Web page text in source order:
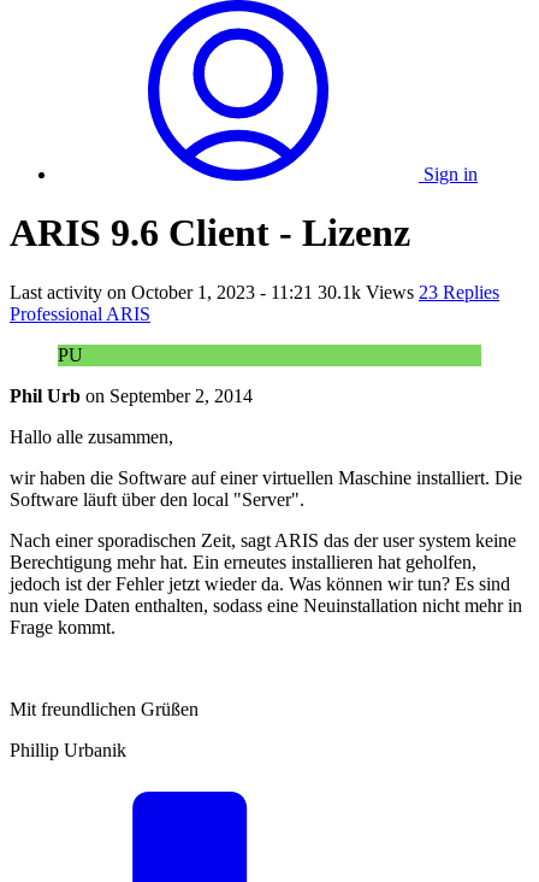
Sign in
ARIS 9.6 Client - Lizenz
Last activity on October 1, 2023 - 11:21 30.1k Views 23 Replies
Professional ARIS
PU
Phil Urb on September 2, 2014
Hallo alle zusammen,
wir haben die Software auf einer virtuellen Maschine installiert. Die
Software läuft über den local "Server".
Nach einer sporadischen Zeit, sagt ARIS das der user system keine
Berechtigung mehr hat. Ein erneutes installieren hat geholfen,
jedoch ist der Fehler jetzt wieder da. Was können wir tun? Es sind
nun viele Daten enthalten, sodass eine Neuinstallation nicht mehr in
Frage kommt.
Mit freundlichen Grüßen
Phillip Urbanik